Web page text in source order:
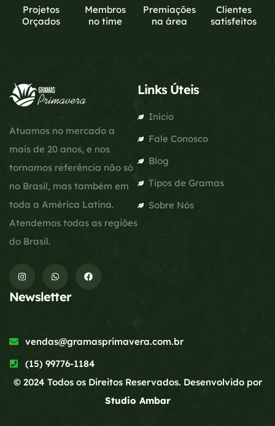
Projetos
Orçados
Membros
no time
Premiações
na área
Clientes
satisfeitos
Atuamos no mercado a
mais de 20 anos, e nos
tornamos referência não só
no Brasil, mas também em
toda a América Latina.
Atendemos todas as regiões
do Brasil.
Links Úteis
Início
Fale Conosco
Blog
Tipos de Gramas
Sobre Nós
Newsletter
vendas@gramasprimavera.com.br
(15) 99776-1184
© 2024 Todos os Direitos Reservados. Desenvolvido por
Studio Ambar